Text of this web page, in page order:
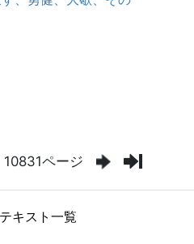
10831ページ
テキスト一覧